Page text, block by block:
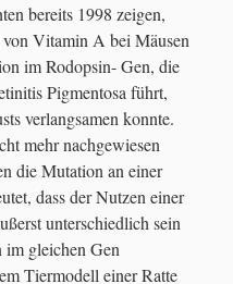
bereits 1998 zeigen,
Vitamin A bei Mäusen
im Rodopsin- Gen, die
Pigmentosa führt,
verlangsamen konnte.
mehr nachgewiesen
die Mutation an einer
dass der Nutzen einer
unterschiedlich sein
gleichen Gen
Tiermodell einer Ratte